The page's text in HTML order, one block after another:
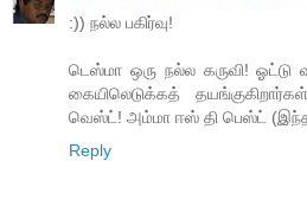
:)) நல்ல பகிர்வு!
டெஸ்மா ஒரு நல்ல கருவி!
கையிலெடுக்கத்
வெஸ்ட்! அம்மா ஈஸ் தி பெஸ்ட்
Reply